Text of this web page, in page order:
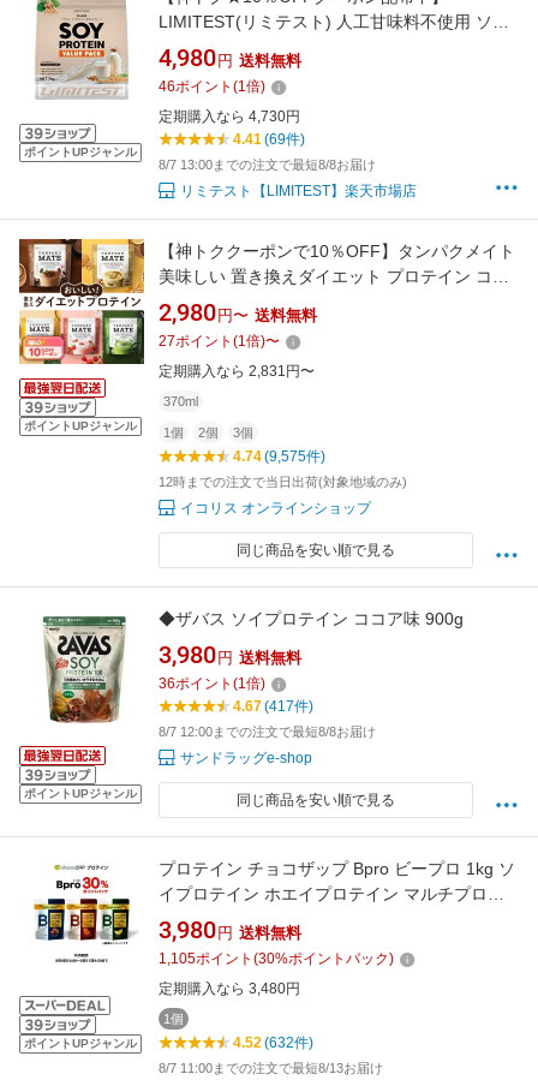
ポイントUPジャンル
LIMITEST(リミテスト) 人工甘味料不使用 ソイ
プロテイン 3キロ なめらかプレーン 濃厚チョコ
レート 大豆 ソイ プロテイン 大豆プロテイン 3
キロ 無添加 置き換え ダイエット 女性 男性 た
んぱく質 タンパク質 低糖質 低脂質 美容
4,980 円 送料無料
46ポイント (1倍)
定期購入なら 4,730円
4.41(69件)
8/7 13:00までの注文で最短8/8お届け
リミテスト【LIMITEST】楽天市場店
ポイントUPジャンル
【神トククーポンで10％OFF】タンパクメイト
美味しい 置き換えダイエット プロテイン ココ
ア味 黒糖きな粉味 抹茶味 ストロベリーヨーグ
ルト味 マンゴーラッシー味 ソイプロテイン配
合 コラーゲン 美容 女性 スムージーよりしっか
り栄養 送料無料
2,980 円〜 送料無料
27ポイント (1倍)〜
定期購入なら 2,831円〜
370ml
1個 2個 3個
4.74(9,575件)
12時までの注文で当日出荷(対象地域のみ)
イコリス オンラインショップ
同じ商品を安い順で見る
ポイントUPジャンル
◆ザバス ソイプロテイン ココア味 900g
3,980 円 送料無料
36ポイント (1倍)
4.67(417件)
8/7 12:00までの注文で最短8/8お届け
サンドラッグe-shop
同じ商品を安い順で見る
ポイントUPジャンル
プロテイン チョコザップ Bpro ビープロ 1kg ソ
イプロテイン ホエイプロテイン マルチプロテ
イン チョコレート バナナ キャラメル 大豆 タン
パク質 美容 サプリメント 女性 男性 ちょこざっ
ぷ chocoZAP
3,980 円 送料無料
1,105ポイント (30%ポイントバック)
定期購入なら 3,480円
1個
4.52(632件)
8/7 11:00までの注文で最短8/13お届け